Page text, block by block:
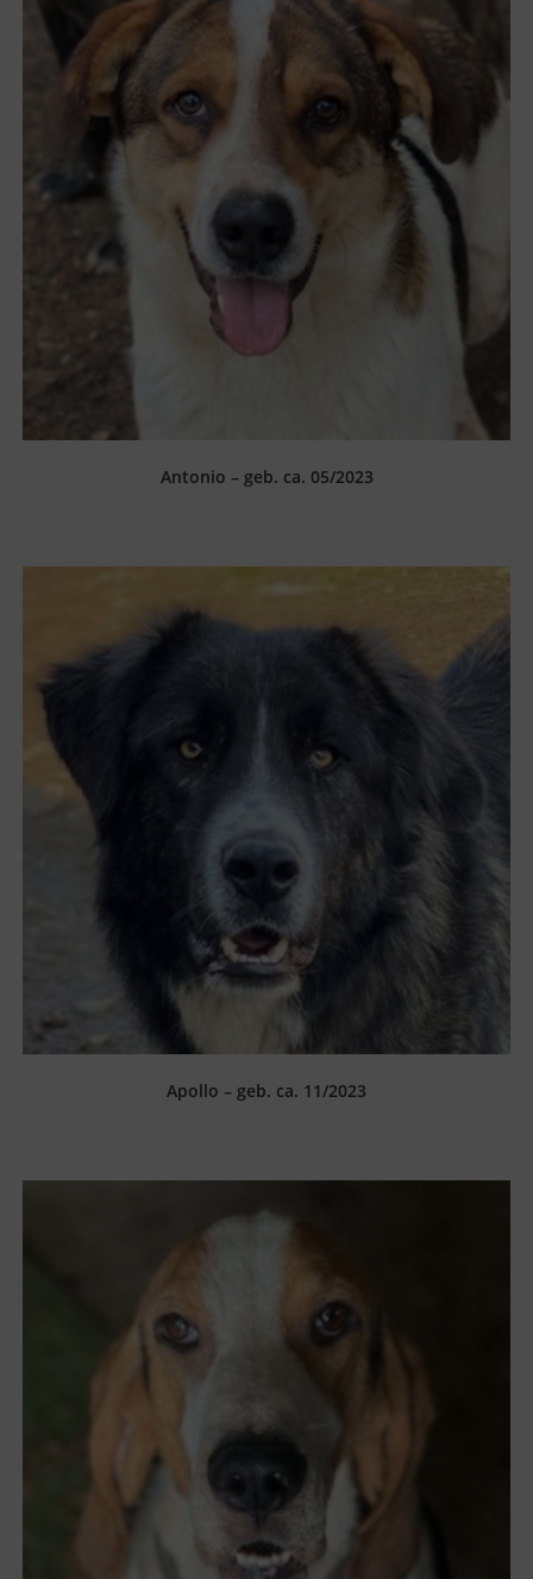
Antonio – geb. ca. 05/2023
Apollo – geb. ca. 11/2023